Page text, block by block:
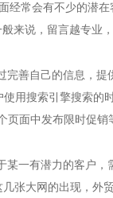
面经常会有不少的潜
来说，留言越专业
善自己的信息，
用搜索引擎搜索的
页面中发布限时促
一有潜力的客户
几张大网的出现，外